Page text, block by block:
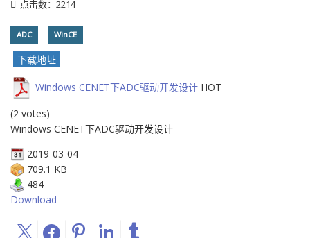
点击数：2214
ADC WinCE
下载地址
Windows CENET下ADC驱动开发设计 HOT
(2 votes)
Windows CENET下ADC驱动开发设计
2019-03-04
709.1 KB
484
Download